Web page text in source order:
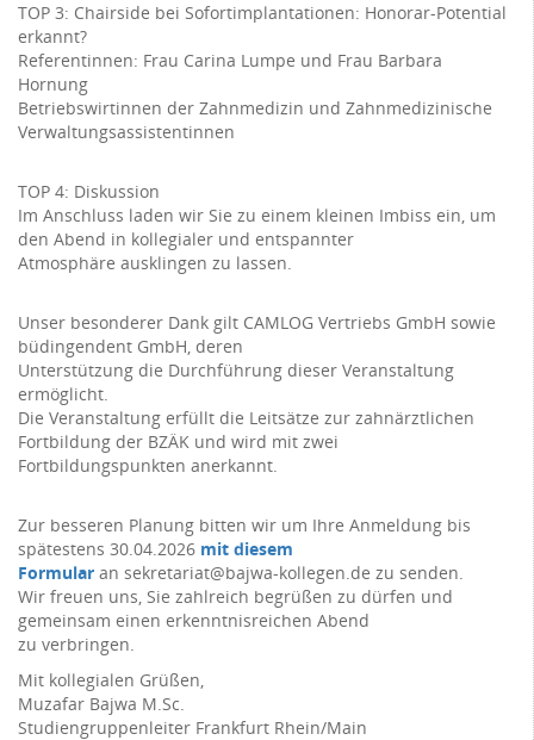
TOP 3: Chairside bei Sofortimplantationen: Honorar-Potential
erkannt?
Referentinnen: Frau Carina Lumpe und Frau Barbara
Hornung
Betriebswirtinnen der Zahnmedizin und Zahnmedizinische
Verwaltungsassistentinnen
TOP 4: Diskussion
Im Anschluss laden wir Sie zu einem kleinen Imbiss ein, um
den Abend in kollegialer und entspannter
Atmosphäre ausklingen zu lassen.
Unser besonderer Dank gilt CAMLOG Vertriebs GmbH sowie
büdingendent GmbH, deren
Unterstützung die Durchführung dieser Veranstaltung
ermöglicht.
Die Veranstaltung erfüllt die Leitsätze zur zahnärztlichen
Fortbildung der BZÄK und wird mit zwei
Fortbildungspunkten anerkannt.
Zur besseren Planung bitten wir um Ihre Anmeldung bis
spätestens 30.04.2026 mit diesem
Formular an sekretariat@bajwa-kollegen.de zu senden.
Wir freuen uns, Sie zahlreich begrüßen zu dürfen und
gemeinsam einen erkenntnisreichen Abend
zu verbringen.
Mit kollegialen Grüßen,
Muzafar Bajwa M.Sc.
Studiengruppenleiter Frankfurt Rhein/Main